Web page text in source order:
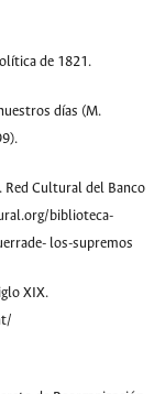
de 1821.
días (M.
Red Cultural del Banco
biblioteca-
los-supremos
XIX.